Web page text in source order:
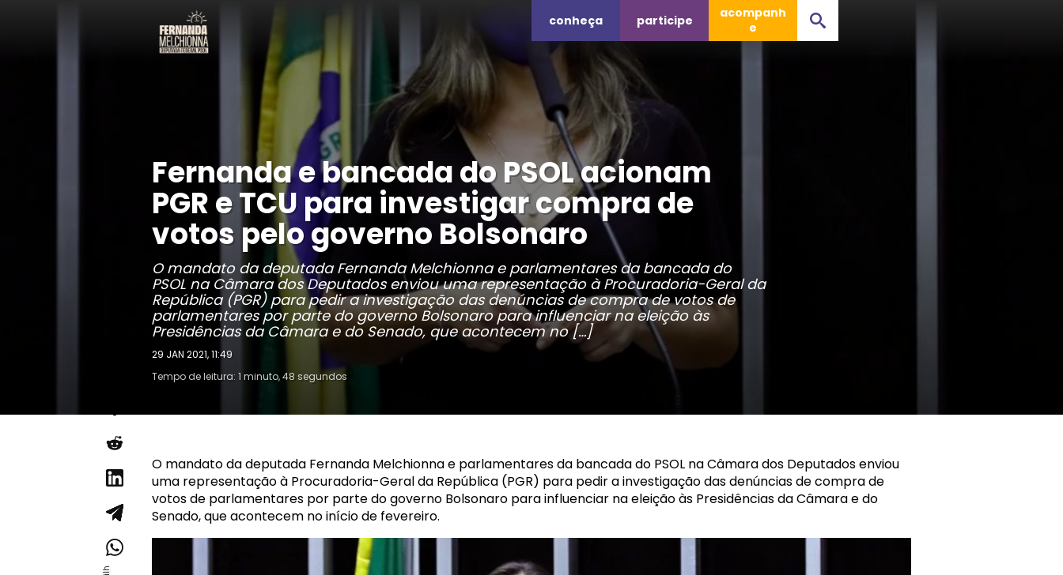
conheça participe
acompanh
e
Fernanda e bancada do PSOL acionam
PGR e TCU para investigar compra de
votos pelo governo Bolsonaro
O mandato da deputada Fernanda Melchionna e parlamentares da bancada do
PSOL na Câmara dos Deputados enviou uma representação à Procuradoria-Geral da
República (PGR) para pedir a investigação das denúncias de compra de votos de
parlamentares por parte do governo Bolsonaro para influenciar na eleição às
Presidências da Câmara e do Senado, que acontecem no […]
29 JAN 2021, 11:49
Tempo de leitura: 1 minuto, 48 segundos
O mandato da deputada Fernanda Melchionna e parlamentares da bancada do PSOL na Câmara dos Deputados enviou
uma representação à Procuradoria-Geral da República (PGR) para pedir a investigação das denúncias de compra de
votos de parlamentares por parte do governo Bolsonaro para influenciar na eleição às Presidências da Câmara e do
Senado, que acontecem no início de fevereiro.